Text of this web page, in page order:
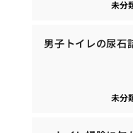
未分
男子トイレの尿石
未分